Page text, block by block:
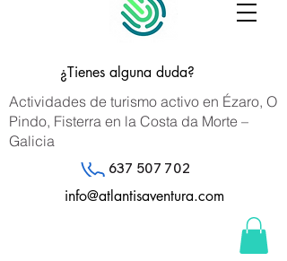
¿Tienes alguna duda?
637 507 702
info@atlantisaventura.com
Actividades de turismo activo en Ézaro, O
Pindo, Fisterra en la Costa da Morte –
Galicia